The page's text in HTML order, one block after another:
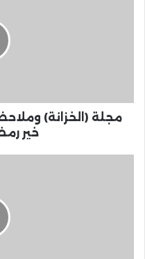
مجلة (الخزانة)
خير